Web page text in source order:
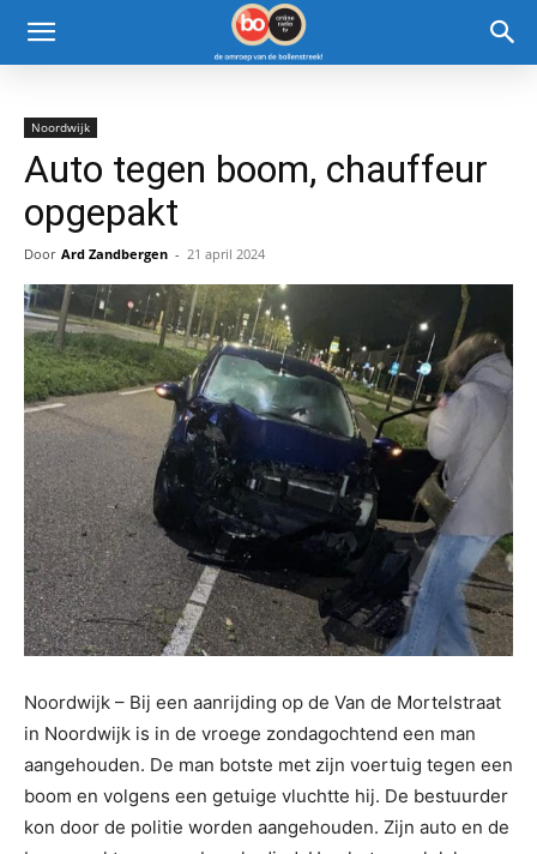
Noordwijk
Auto tegen boom, chauffeur
opgepakt
Door Ard Zandbergen - 21 april 2024
Noordwijk – Bij een aanrijding op de Van de Mortelstraat
in Noordwijk is in de vroege zondagochtend een man
aangehouden. De man botste met zijn voertuig tegen een
boom en volgens een getuige vluchtte hij. De bestuurder
kon door de politie worden aangehouden. Zijn auto en de